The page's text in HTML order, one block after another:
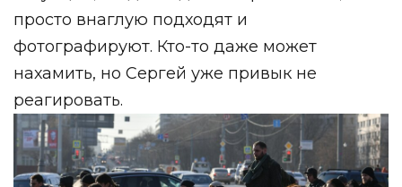
просто внаглую подходят и
фотографируют. Кто-то даже может
нахамить, но Сергей уже привык не
реагировать.